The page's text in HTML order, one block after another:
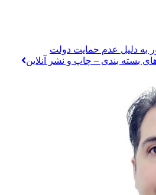
به دلیل عدم حمایت دولت
بسته بندی – چاپ و نشر آنلاین